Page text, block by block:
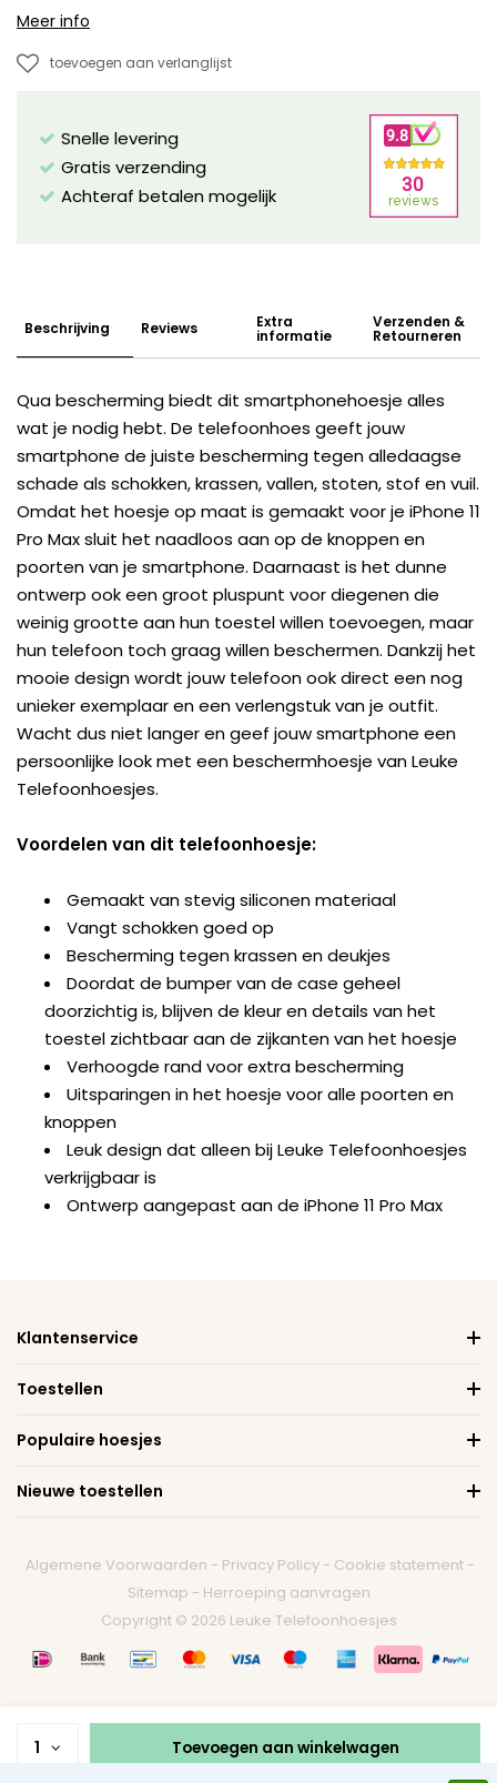
Meer info
toevoegen aan verlanglijst
Snelle levering
Gratis verzending
Achteraf betalen mogelijk
Beschrijving Reviews Extra
informatie
Verzenden &
Retourneren
Qua bescherming biedt dit smartphonehoesje alles
wat je nodig hebt. De telefoonhoes geeft jouw
smartphone de juiste bescherming tegen alledaagse
schade als schokken, krassen, vallen, stoten, stof en vuil.
Omdat het hoesje op maat is gemaakt voor je iPhone 11
Pro Max sluit het naadloos aan op de knoppen en
poorten van je smartphone. Daarnaast is het dunne
ontwerp ook een groot pluspunt voor diegenen die
weinig grootte aan hun toestel willen toevoegen, maar
hun telefoon toch graag willen beschermen. Dankzij het
mooie design wordt jouw telefoon ook direct een nog
unieker exemplaar en een verlengstuk van je outfit.
Wacht dus niet langer en geef jouw smartphone een
persoonlijke look met een beschermhoesje van Leuke
Telefoonhoesjes.
Voordelen van dit telefoonhoesje:
Gemaakt van stevig siliconen materiaal
Vangt schokken goed op
Bescherming tegen krassen en deukjes
Doordat de bumper van de case geheel
doorzichtig is, blijven de kleur en details van het
toestel zichtbaar aan de zijkanten van het hoesje
Verhoogde rand voor extra bescherming
Uitsparingen in het hoesje voor alle poorten en
knoppen
Leuk design dat alleen bij Leuke Telefoonhoesjes
verkrijgbaar is
Ontwerp aangepast aan de iPhone 11 Pro Max
Klantenservice
Toestellen
Populaire hoesjes
Nieuwe toestellen
Algemene Voorwaarden - Privacy Policy - Cookie statement -
Sitemap - Herroeping aanvragen
Copyright © 2026 Leuke Telefoonhoesjes
1 Toevoegen aan winkelwagen